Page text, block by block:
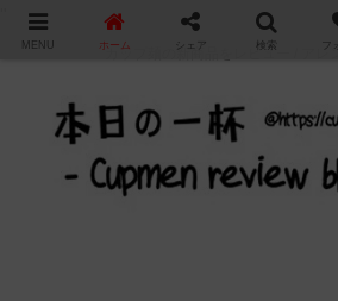
カップ麺の新商品をレビュー / アレ
MENU ホーム シェア 検索 フ